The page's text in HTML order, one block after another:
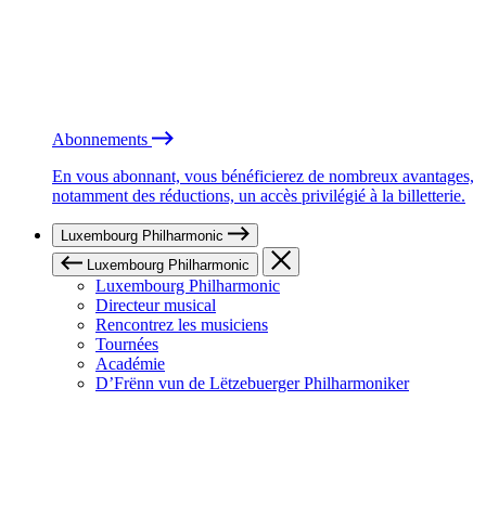
Abonnements
En vous abonnant, vous bénéficierez de nombreux avantages,
notamment des réductions, un accès privilégié à la billetterie.
Luxembourg Philharmonic
Luxembourg Philharmonic
Luxembourg Philharmonic
Directeur musical
Rencontrez les musiciens
Tournées
Académie
D’Frënn vun de Lëtzebuerger Philharmoniker